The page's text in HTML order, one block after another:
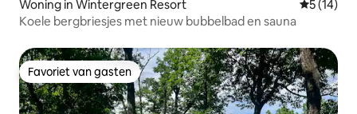
Woning in Wintergreen Resort
5 (14)
Koele bergbriesjes met nieuw bubbelbad en sauna
Favoriet van gasten
Favoriet van gasten